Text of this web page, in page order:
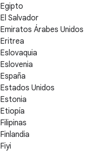
Egipto
El Salvador
Emiratos Árabes Unidos
Eritrea
Eslovaquia
Eslovenia
España
Estados Unidos
Estonia
Etiopía
Filipinas
Finlandia
Fiyi